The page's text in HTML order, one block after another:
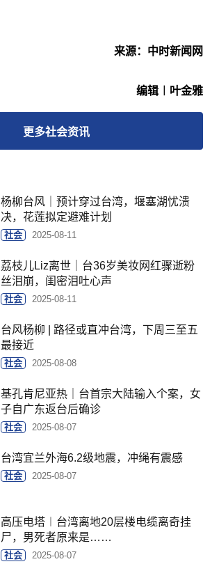
来源：中时新闻网
编辑︱叶金雅
更多社会资讯
杨柳台风｜预计穿过台湾，堰塞湖忧溃
决，花莲拟定避难计划
社会 2025-08-11
荔枝儿Liz离世｜台36岁美妆网红骤逝粉
丝泪崩，闺密泪吐心声
社会 2025-08-11
台风杨柳 | 路径或直冲台湾，下周三至五
最接近
社会 2025-08-08
基孔肯尼亚热｜台首宗大陆输入个案，女
子自广东返台后确诊
社会 2025-08-07
台湾宜兰外海6.2级地震，冲绳有震感
社会 2025-08-07
高压电塔︱台湾离地20层楼电缆离奇挂
尸，男死者原来是……
社会 2025-08-07